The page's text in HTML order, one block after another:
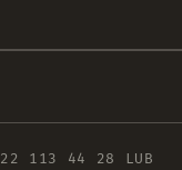
22 113 44 28
LUB